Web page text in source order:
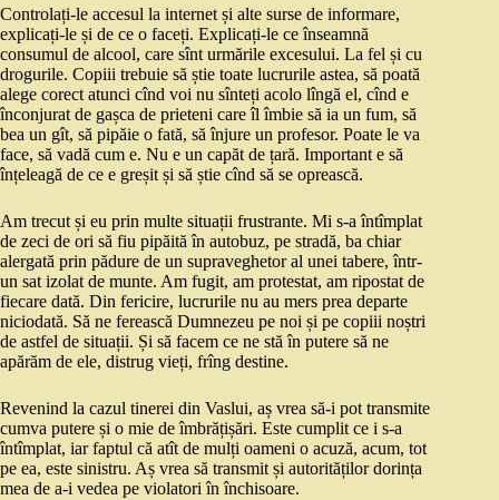
Controlați-le accesul la internet și alte surse de informare,
explicați-le și de ce o faceți. Explicați-le ce înseamnă
consumul de alcool, care sînt urmările excesului. La fel și cu
drogurile. Copiii trebuie să știe toate lucrurile astea, să poată
alege corect atunci cînd voi nu sînteți acolo lîngă el, cînd e
înconjurat de gașca de prieteni care îl îmbie să ia un fum, să
bea un gît, să pipăie o fată, să înjure un profesor. Poate le va
face, să vadă cum e. Nu e un capăt de țară. Important e să
înțeleagă de ce e greșit și să știe cînd să se oprească.
Am trecut și eu prin multe situații frustrante. Mi s-a întîmplat
de zeci de ori să fiu pipăită în autobuz, pe stradă, ba chiar
alergată prin pădure de un supraveghetor al unei tabere, într-
un sat izolat de munte. Am fugit, am protestat, am ripostat de
fiecare dată. Din fericire, lucrurile nu au mers prea departe
niciodată. Să ne ferească Dumnezeu pe noi și pe copiii noștri
de astfel de situații. Și să facem ce ne stă în putere să ne
apărăm de ele, distrug vieți, frîng destine.
Revenind la cazul tinerei din Vaslui, aș vrea să-i pot transmite
cumva putere și o mie de îmbrățișări. Este cumplit ce i s-a
întîmplat, iar faptul că atît de mulți oameni o acuză, acum, tot
pe ea, este sinistru. Aș vrea să transmit și autorităților dorința
mea de a-i vedea pe violatori în închisoare.